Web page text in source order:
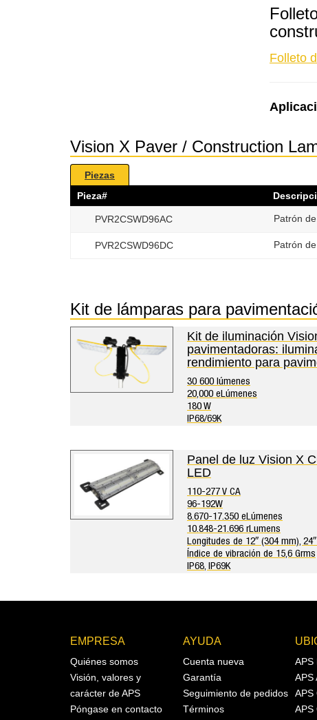
Folleto
Vision X Paver / Construction
Piezas
Pieza#
PVR2CSWD96AC Patrón
PVR2CSWD96DC Patrón
Kit de lámparas para
Kit de iluminación
pavimentadoras:
rendimiento para
30 600 lúmenes
20,000 eLúmenes
180 W
IP68/69K
Panel de luz Vision X
LED
110-277 V CA
96-192W
8.670-17.350 eLúmenes
10.848-21.696 rLumens
Longitudes de 12″ (304 mm),
Índice de vibración de 15,6 Grms
IP68, IP69K
EMPRESA
Quiénes somos
Visión, valores y
carácter de APS
Póngase en contacto
AYUDA
Cuenta nueva
Garantía
Seguimiento de pedidos
Términos
APS
APS
APS
APS